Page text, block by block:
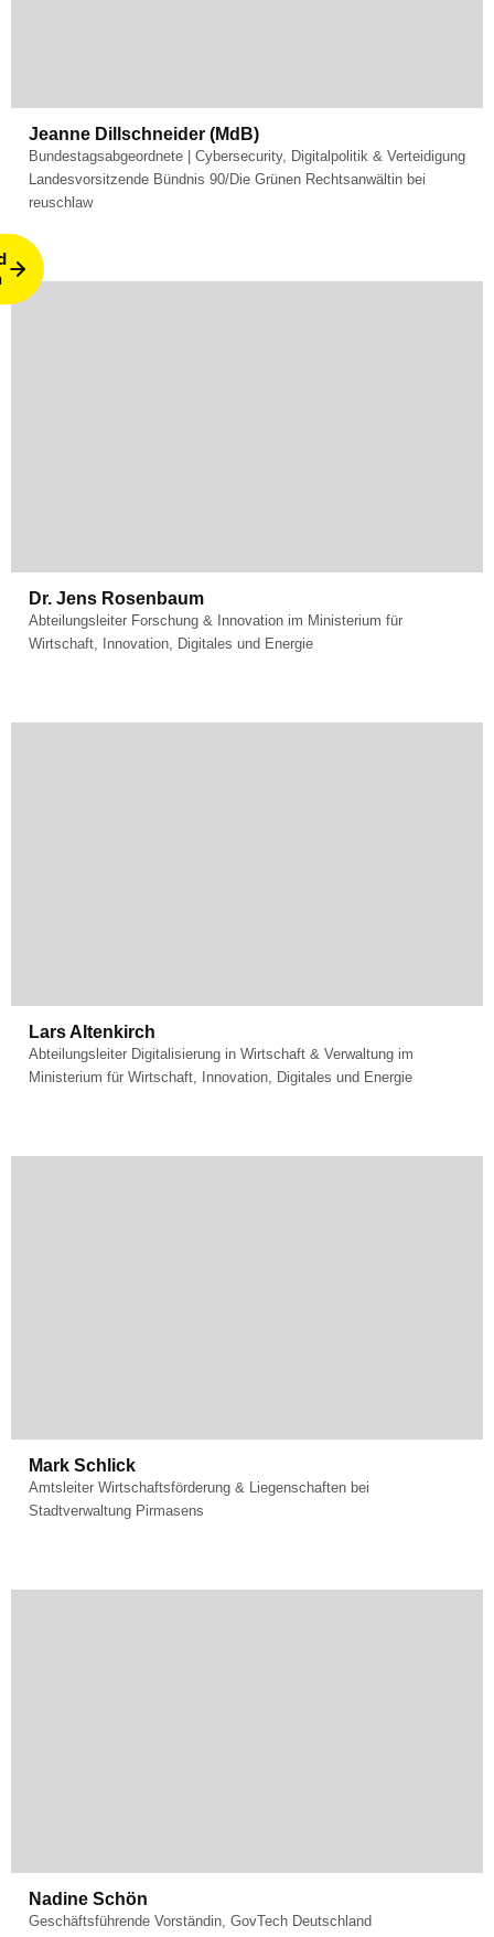
Fachgebiet:Digitization & Security
Jeanne Dillschneider (MdB)
Bundestagsabgeordnete | Cybersecurity, Digitalpolitik & Verteidigung
Landesvorsitzende Bündnis 90/Die Grünen Rechtsanwältin bei
reuschlaw
Fachgebiet:Transfer
Dr. Jens Rosenbaum
Abteilungsleiter Forschung & Innovation im Ministerium für
Wirtschaft, Innovation, Digitales und Energie
Fachgebiet:Digitization
Lars Altenkirch
Abteilungsleiter Digitalisierung in Wirtschaft & Verwaltung im
Ministerium für Wirtschaft, Innovation, Digitales und Energie
Fachgebiet:Creative Industry
Mark Schlick
Amtsleiter Wirtschaftsförderung & Liegenschaften bei
Stadtverwaltung Pirmasens
Fachgebiet:GovTech & Digitization
Nadine Schön
Geschäftsführende Vorständin, GovTech Deutschland